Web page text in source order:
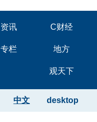
资讯 C财经
专栏 地方
观天下
desktop
中文